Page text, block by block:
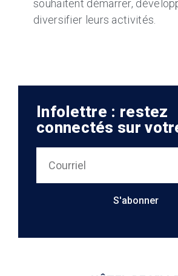
souhaitent démarrer,
diversifier leurs activités.
Infolettre : restez
connectés sur
S'abonner